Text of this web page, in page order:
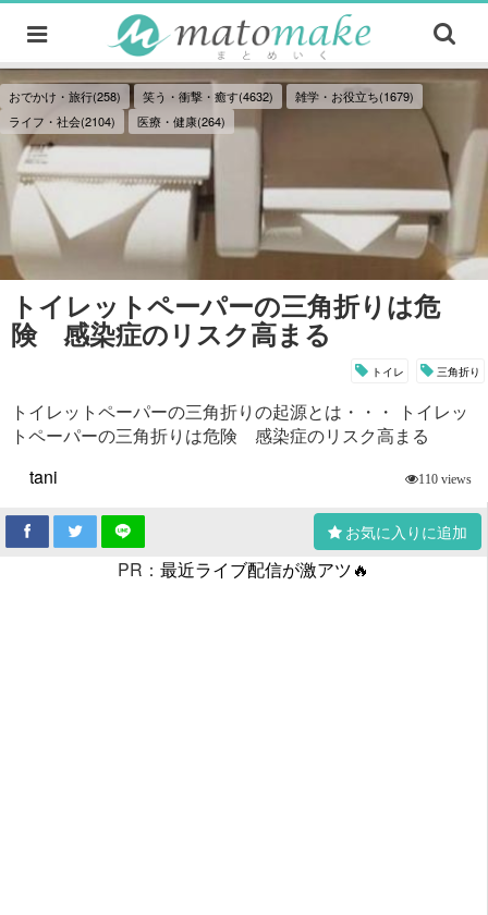
おでかけ・旅行(258) 笑う・衝撃・癒す(4632)
雑学・お役立ち(1679)
ライフ・社会(2104)
医療・健康(264)
トイレットペーパーの三角折りは危
険 感染症のリスク高まる
トイレ 三角折り
トイレットペーパーの三角折りの起源とは・・・ トイレッ
トペーパーの三角折りは危険 感染症のリスク高まる
tani
110 views
お気に入りに追加
PR： 最近ライブ配信が激アツ🔥